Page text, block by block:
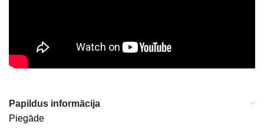
Papildus informācija
Piegāde